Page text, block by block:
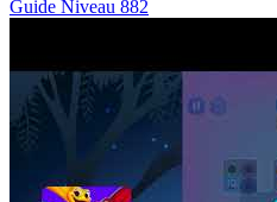
Guide Niveau 882